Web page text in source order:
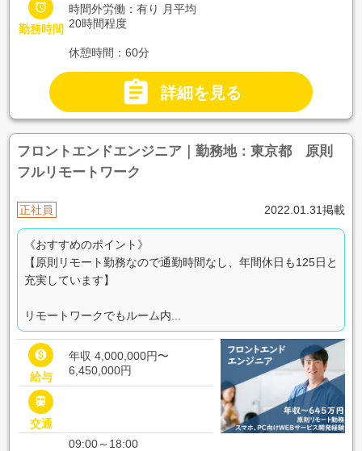

勤務時間
時間外労働：有り 月平均
20時間程度
休憩時間：60分
 詳細を見る
フロントエンドエンジニア｜勤務地：東京都 原則
フルリモートワーク
正社員 2022.01.31掲載
《おすすめのポイント》
【原則リモート勤務なので通勤時間なし、年間休日も125日と
充実しています】
リモートワークでもルーム内...

給与
年収 4,000,000円〜
6,450,000円

交通
09:00～18:00